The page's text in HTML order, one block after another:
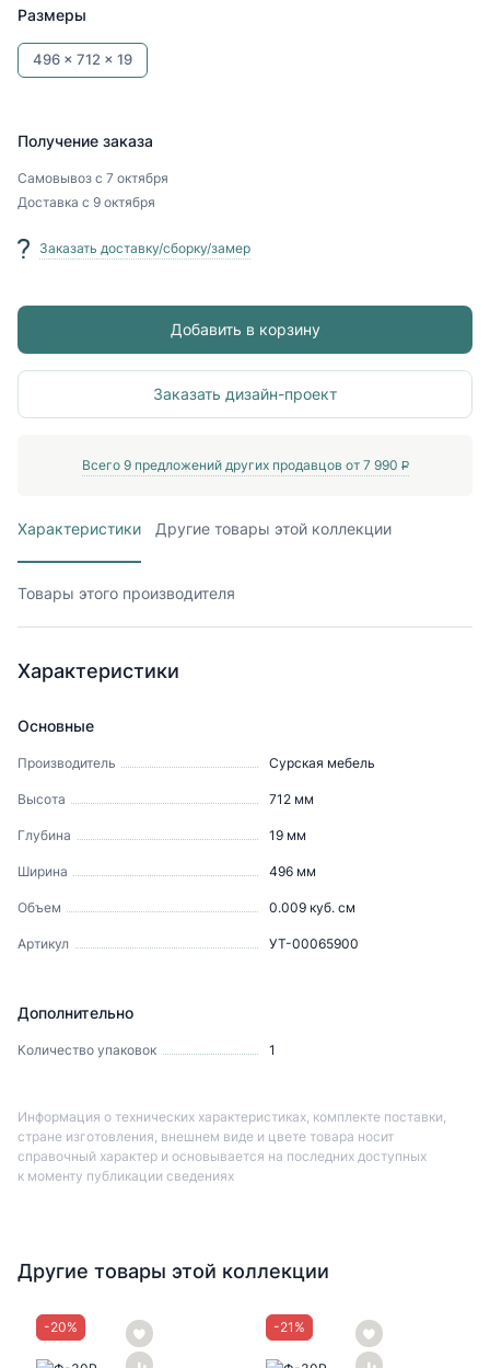
Размеры
496 x 712 x 19
Получение заказа
Самовывоз с 7 октября
Доставка с 9 октября
Заказать доставку/сборку/замер
Добавить в корзину
Заказать дизайн-проект
Всего 9предложений других продавцов от 7 990 P
Характеристики Другие товары этой коллекции
Товары этого производителя
Характеристики
Основные
Производитель Сурская мебель
Высота 712 мм
Глубина 19 мм
Ширина 496 мм
Объем 0.009 куб. см
Артикул УТ-00065900
Дополнительно
Количество упаковок 1
Информация о технических характеристиках, комплекте поставки,
стране изготовления, внешнем виде и цвете товара носит
справочный характер и основывается на последних доступных
к моменту публикации сведениях
Другие товары этой коллекции
-20% -21 %